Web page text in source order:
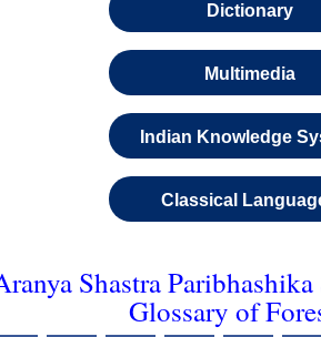
Dictionary
Multimedia
Indian Knowledge
Classical
Shastra
Glossary of